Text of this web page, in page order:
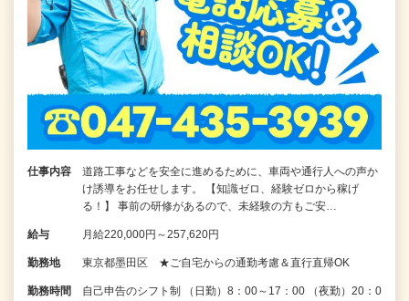
仕事内容
道路工事などを安全に進めるために、車両や通行人への声か
け誘導をお任せします。 【知識ゼロ、経験ゼロから稼げ
る！】 事前の研修があるので、未経験の方もご安…
給与 月給220,000円～257,620円
勤務地 東京都墨田区 ★ご自宅からの通勤考慮＆直行直帰OK
勤務時間
自己申告のシフト制 （日勤）8：00～17：00 （夜勤）20：0